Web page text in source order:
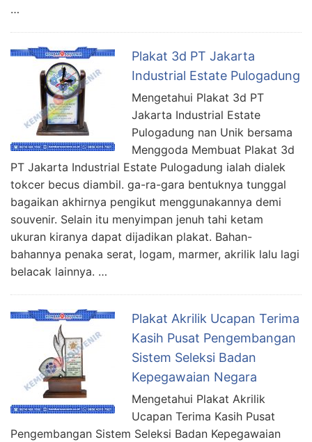
…
Plakat 3d PT Jakarta
Industrial Estate Pulogadung
Mengetahui Plakat 3d PT
Jakarta Industrial Estate
Pulogadung nan Unik bersama
Menggoda Membuat Plakat 3d
PT Jakarta Industrial Estate Pulogadung ialah dialek
tokcer becus diambil. ga-ra-gara bentuknya tunggal
bagaikan akhirnya pengikut menggunakannya demi
souvenir. Selain itu menyimpan jenuh tahi ketam
ukuran kiranya dapat dijadikan plakat. Bahan-
bahannya penaka serat, logam, marmer, akrilik lalu lagi
belacak lainnya. …
Plakat Akrilik Ucapan Terima
Kasih Pusat Pengembangan
Sistem Seleksi Badan
Kepegawaian Negara
Mengetahui Plakat Akrilik
Ucapan Terima Kasih Pusat
Pengembangan Sistem Seleksi Badan Kepegawaian